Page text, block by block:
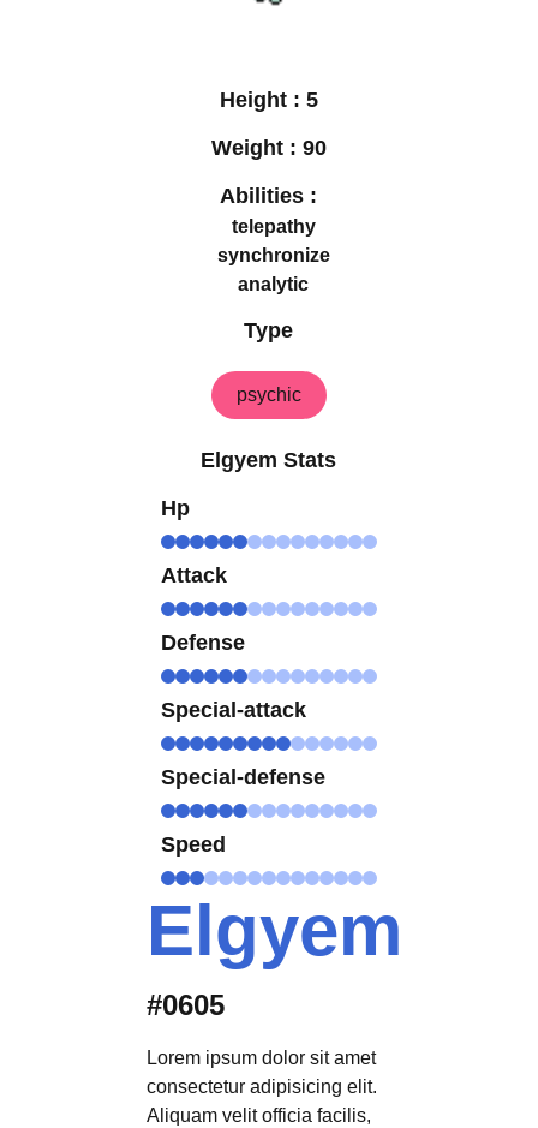
Height : 5
Weight : 90
Abilities :
telepathy
synchronize
analytic
Type
psychic
Elgyem Stats
Hp
Attack
Defense
Special-attack
Special-defense
Speed
Elgyem
#0605
Lorem ipsum dolor sit amet
consectetur adipisicing elit.
Aliquam velit officia facilis,